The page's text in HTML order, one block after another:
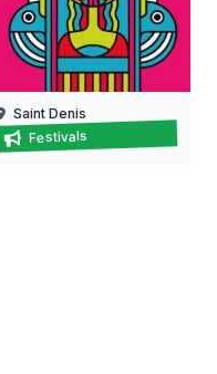
!Il était une fois… les
28/07/2026 au
Saint Denis
Festivals